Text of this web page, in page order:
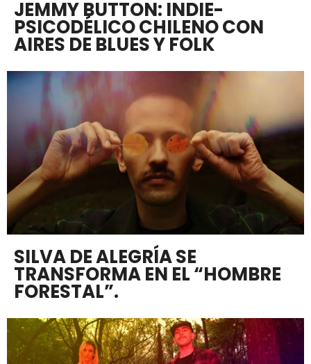
JEMMY BUTTON: INDIE-
PSICODÉLICO CHILENO CON
AIRES DE BLUES Y FOLK
SILVA DE ALEGRÍA SE
TRANSFORMA EN EL “HOMBRE
FORESTAL”.